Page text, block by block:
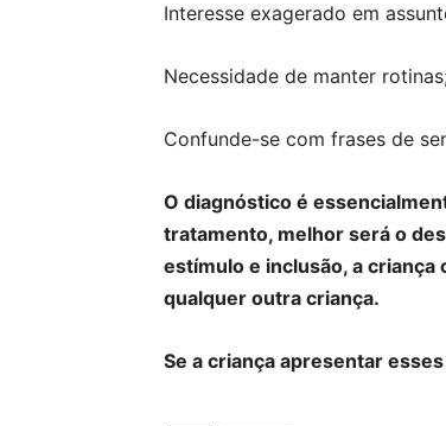
Interesse exagerado em
Necessidade de manter
Confunde-se com frases de
O diagnóstico é
tratamento, melhor será o
estímulo e inclusão, a
qualquer outra criança.
Se a criança apresentar